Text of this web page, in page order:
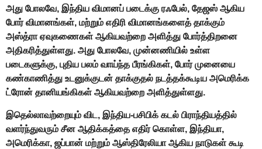
அது போலவே, இந்திய விமானப் படைக்கு ரஃபேல், தேஜஸ் ஆகிய
போர் விமானங்கள், மற்றும் எதிரி விமானங்களைத் தாக்கும்
அஸ்த்ரா ஏவுகணைகள் ஆகியவற்றை அளித்து போர்த்திறனை
அதிகரித்துள்ளது. அது போலவே, முன்னணியில் உள்ள
படைகளுக்கு, புதிய பலம் வாய்ந்த பீரங்கிகள், போர் முனையை
கண்காணித்து உடனுக்குடன் தாக்குதல் நடத்தக்கூடிய அமெரிக்க
ட்ரோன் தானியங்கிகள் ஆகியவற்றை அளித்துள்ளது.
இதெல்லாவற்றையும் விட, இந்திய-பசிபிக் கடல் பிராந்தியத்தில்
வளர்ந்துவரும் சீன ஆதிக்கத்தை எதிர் கொள்ள, இந்தியா,
அமெரிக்கா, ஜப்பான் மற்றும் ஆஸ்திரேலியா ஆகிய நாடுகள் கூடி